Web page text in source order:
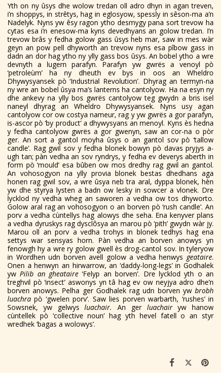
Yth on ny ûsys dhe wolow tredan oll adro dhyn in agan treven,
i’n shoppys, in strêtys, hag in eglosyow, spessly in sêson-ma a’n
Nadelyk. Nyns yw êsy ragon ytho desmygy pana sort trevow ha
cytas esa i’n enesow-ma kyns devedhyans an golow tredan. I’n
trevow brâs y fedha golow gass ûsys heb mar, saw in mes wàr
geyn an pow pell dhyworth an trevow nyns esa pîbow gass in
dadn an dor hag ytho ny ylly gass bos ûsys. An bobel ytho a wre
devnyth a lugern parafyn. Parafyn yw gwrës a venoyl pò
‘petroleùm’ ha ny dheuth ev bys in oos an Wheldro
Dhywysyansek pò ‘Industrial Revolution’. Dhyrag an termyn-na
ny wre an bobel ûsya ma’s lanterns ha cantolyow. Ha na esyn ny
dhe ankevy na ylly bos gwrës cantolyow teg gwydn a bris isel
naneyl dhyrag an Wheldro Dhywysyansek. Nyns usy agan
cantolyow cor ow costya nameur, rag y yw gwrës a gor parafyn,
is-ascor pò ‘by product’ a dhywysyans an menoyl. Kyns ès hedna
y fedha cantolyow gwrës a gor gwenyn, saw an cor-na o pòr
ger. An sort a gantol moyha ûsys o an gantol sov pò ‘tallow
candle’. Rag gwil sov y fedha blonek bowyn pò davas pryjys a-
ugh tan; pàn vedha an sov ryndrys, y fedha ev deverys aberth in
form pò ‘mould’ esa bûben ow mos dredhy rag gwil an gantol.
An vohosogyon na ylly provia blonek bestas dhedhans aga
honen rag gwil sov, a wre ûsya neb tra aral, dyppa blonek, hèn
yw dhe styrya lysten a badn ow lesky in sowcer a vlonek. Dre
lycklod ny vedha wheg an saworen a vedha ow tos dhyworto.
Golow aral rag an vohosogyon o an borven pò ‘rush candle’. An
porv a vedha cùntellys hag alowys dhe seha. Ena kenyver plans
a vedha dyruskys rag dysclôsya an marou pò ‘pith’ gwydn wàr jy.
Marou oll an porv a vedha trohys in blonek tedhys hag ena
settys war sensyas horn. Pàn vedha an borven anowys yn
fenowgh hy a wre ry golow gwell ès drog-cantol sov. In tyleryow
in Wordhen udn borven avell golow a vedha henwys geataire.
Onen a henwyn an hirwarrow, an ‘daddy-long-legs’ in Godhalek
ywPilib an gheataire ‘Felyp an borven’. Dre lycklod yth o an
treghvil pò ‘insect’ aswonys yn tâ hag ev ow neyjya adro dhe’n
borven anowys. Pelha ger Godhalek rag udn borven yw brobh
luachra pò ‘gwelen porv’. Saw lies porven warbarth, ‘rushes’ in
Sowsnek, yw gelwysluachair. An ger luachairyw hanow
cùntellek pò ‘collective noun’ hag yth hevel fatell o an styr
wredhek ‘bagas a wolowys’.